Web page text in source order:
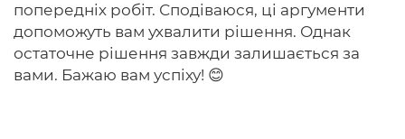
попередніх робіт. Сподіваюся, ці аргументи
допоможуть вам ухвалити рішення. Однак
остаточне рішення завжди залишається за
вами. Бажаю вам успіху! 😊